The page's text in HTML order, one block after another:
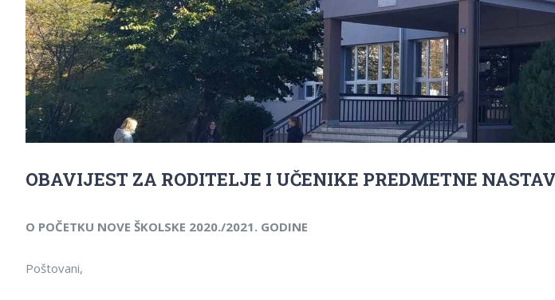
OBAVIJEST ZA RODITELJE I UČENIKE PREDMETNE
O POČETKU NOVE ŠKOLSKE 2020./2021. GODINE
Poštovani,